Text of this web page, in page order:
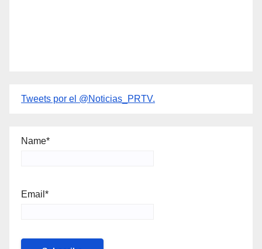
Tweets por el @Noticias_PRTV.
Name*
Email*